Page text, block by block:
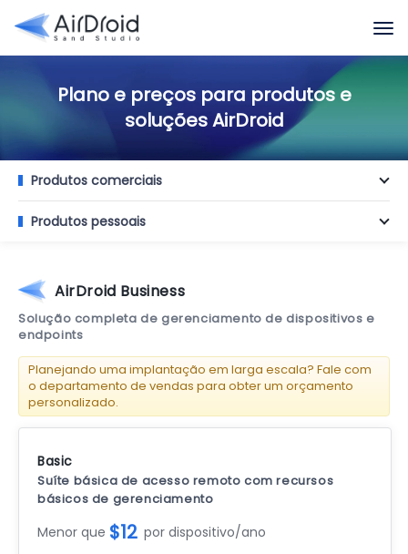
Plano e preços para produtos e
soluções AirDroid
Produtos comerciais
Produtos pessoais
AirDroid Business
Solução completa de gerenciamento de dispositivos e
endpoints
Planejando uma implantação em larga escala? Fale com
o departamento de vendas para obter um orçamento
personalizado.
Basic
Suíte básica de acesso remoto com recursos
básicos de gerenciamento
Menor que $12 por dispositivo/ano